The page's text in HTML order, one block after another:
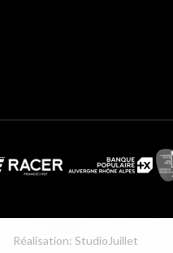
Réalisation: StudioJuillet